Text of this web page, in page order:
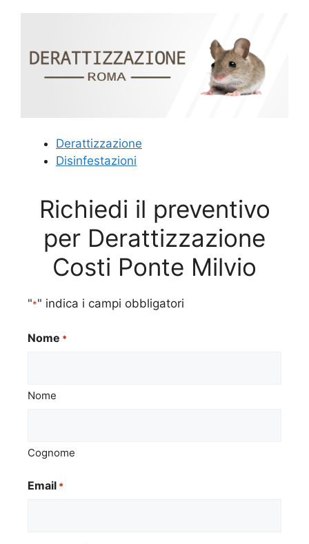
Derattizzazione
Disinfestazioni
Richiedi il preventivo
per Derattizzazione
Costi Ponte Milvio
"*" indica i campi obbligatori
Nome *
Nome
Cognome
Email *